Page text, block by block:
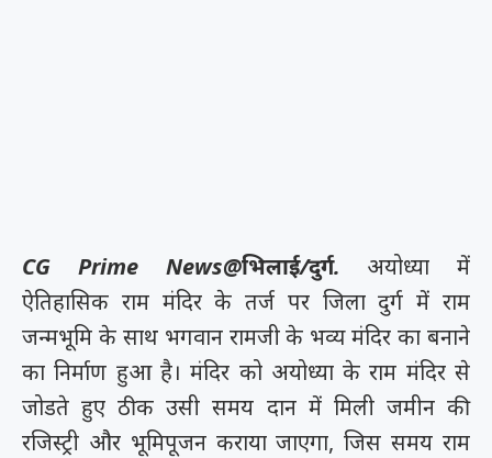
CG Prime News@भिलाई/दुर्ग. अयोध्या में
ऐतिहासिक राम मंदिर के तर्ज पर जिला दुर्ग में राम
जन्मभूमि के साथ भगवान रामजी के भव्य मंदिर का बनाने
का निर्माण हुआ है। मंदिर को अयोध्या के राम मंदिर से
जोडते हुए ठीक उसी समय दान में मिली जमीन की
रजिस्ट्री और भूमिपूजन कराया जाएगा, जिस समय राम